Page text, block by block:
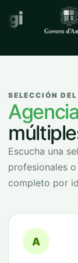
SELECCIÓN
Escucha una
profesionales
completo por
A